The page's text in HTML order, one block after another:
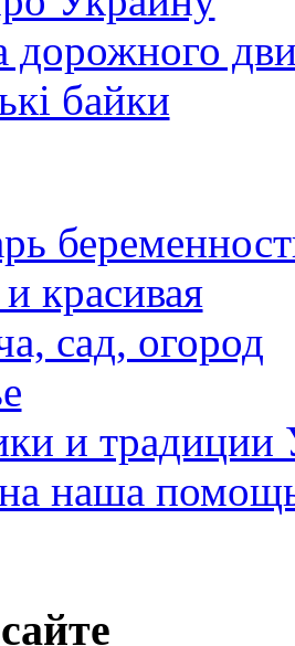
дорожного
байки
красивая
сад, огород
и традиции
наша